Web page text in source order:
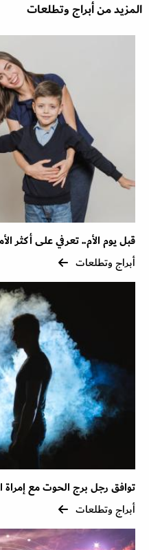
المزيد من أبراج وتطلعات
قبل يوم الأم.. تعرفي على أكثر
أبراج وتطلعات
توافق رجل برج الحوت مع إمراة
أبراج وتطلعات